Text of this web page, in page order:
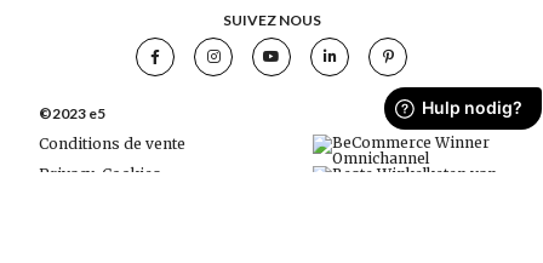
SUIVEZ NOUS
©2023 e5
Conditions de vente
Privacy Cookies